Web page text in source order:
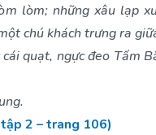
lòm; những xâu lạp
chú khách trưng ra
quạt, ngực đeo Tấm
2 – trang 106)